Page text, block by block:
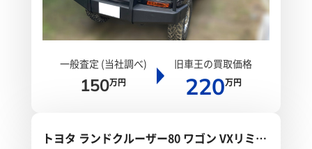
一般査定 (当社調べ)
150万円
旧車王の買取価格
220万円
トヨタ ランドクルーザー80 ワゴン VXリミテ